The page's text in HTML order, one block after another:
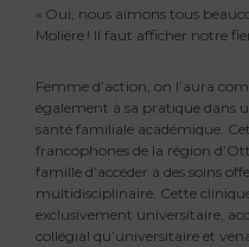
« Oui, nous aimons tous
Molière ! Il faut afficher notre
Femme d’action, on l’aura
également à sa pratique dans
santé familiale académique.
francophones de la région
famille d’accéder à des soins
multidisciplinaire. Cette
exclusivement universitaire,
collégial qu’universitaire et